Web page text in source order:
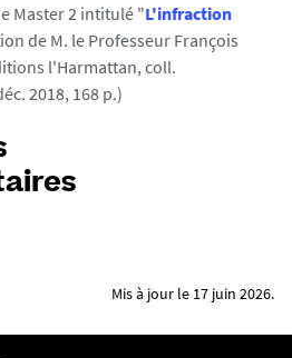
Master 2 intitulé "L'infraction
de M. le Professeur François
l'Harmattan, coll.
2018, 168 p.)
Mis à jour le 17 juin 2026.